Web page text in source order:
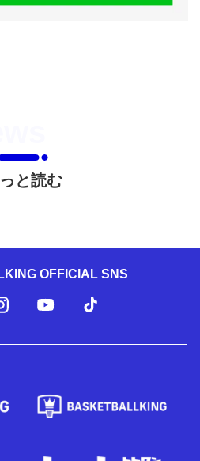
と読む
OFFICIAL SNS